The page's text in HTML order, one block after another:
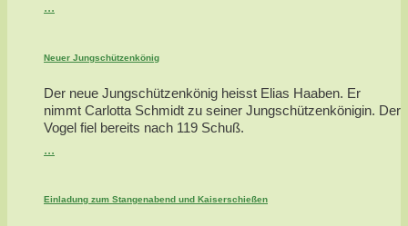
...
Neuer Jungschützenkönig
Der neue Jungschützenkönig heisst Elias Haaben. Er
nimmt Carlotta Schmidt zu seiner Jungschützenkönigin. Der
Vogel fiel bereits nach 119 Schuß.
...
Einladung zum Stangenabend und Kaiserschießen